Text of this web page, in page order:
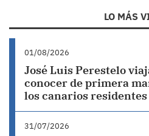
LO MÁS
01/08/2026
José Luis Perestelo
conocer de primera
los canarios
31/07/2026